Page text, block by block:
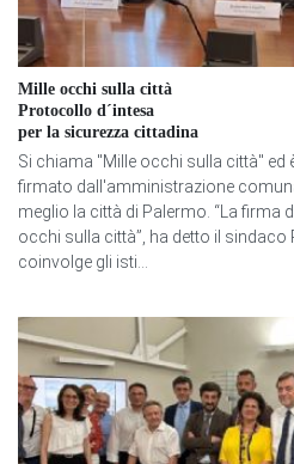
Mille occhi sulla città
Protocollo d´intesa
per la sicurezza cittadina
Si chiama "Mille occhi sulla città"
firmato dall'amministrazione
meglio la città di Palermo. “La firma
occhi sulla città”, ha detto il sindaco
coinvolge gli isti...